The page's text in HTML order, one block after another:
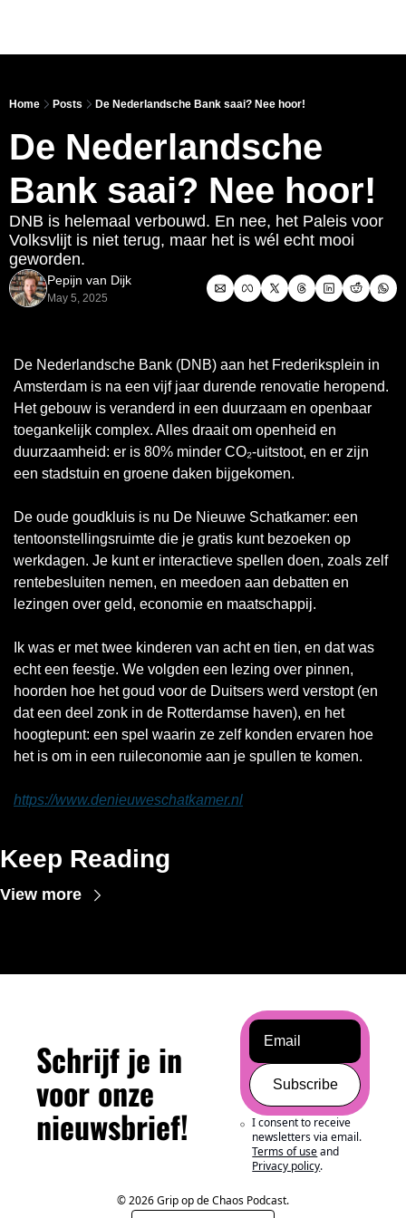
Home Posts De Nederlandsche Bank saai? Nee hoor!
De Nederlandsche
Bank saai? Nee hoor!
DNB is helemaal verbouwd. En nee, het Paleis voor
Volksvlijt is niet terug, maar het is wél echt mooi
geworden.
Pepijn van Dijk
May 5, 2025
De Nederlandsche Bank (DNB) aan het Frederiksplein in
Amsterdam is na een vijf jaar durende renovatie heropend.
Het gebouw is veranderd in een duurzaam en openbaar
toegankelijk complex. Alles draait om openheid en
duurzaamheid: er is 80% minder CO₂-uitstoot, en er zijn
een stadstuin en groene daken bijgekomen.
De oude goudkluis is nu De Nieuwe Schatkamer: een
tentoonstellingsruimte die je gratis kunt bezoeken op
werkdagen. Je kunt er interactieve spellen doen, zoals zelf
rentebesluiten nemen, en meedoen aan debatten en
lezingen over geld, economie en maatschappij.
Ik was er met twee kinderen van acht en tien, en dat was
echt een feestje. We volgden een lezing over pinnen,
hoorden hoe het goud voor de Duitsers werd verstopt (en
dat een deel zonk in de Rotterdamse haven), en het
hoogtepunt: een spel waarin ze zelf konden ervaren hoe
het is om in een ruileconomie aan je spullen te komen.
https://www.denieuweschatkamer.nl
Keep Reading
View more
Schrijf je in
voor onze
nieuwsbrief!
Subscribe
I consent to receive
newsletters via email.
Terms of useand
Privacy policy.
© 2026 Grip op de Chaos Podcast.